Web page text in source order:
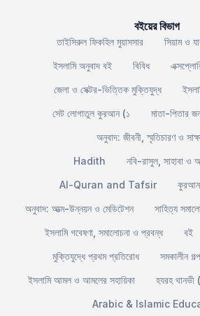
বইয়ের বিভাগ
তাইসিরুল ফিকহিল মুয়াসসার
সিয়াম ও
ইসলামি অনুবাদ বই
বিবিধ
জেলা ও সেক্টর-ভিত্তিক মুক্তিযুদ্ধ
সেট লোগাতুল কুরআন (১
মাতা-পিতার
অনুবাদ: জীবনী, স্মৃতিচারণ ও
Hadith
নবি-রাসুল, সাহাবা ও
Al-Quran and Tafsir
কুরআন
অনুবাদ: আত্ম-উন্নয়ন ও মেডিটেশন
সাহিত্য
ইসলামি গবেষণা, সমালোচনা ও প্রবন্ধ
বই
মুক্তিযুদ্ধে প্রথম প্রতিরোধ
সমকালীন গল্প
ইসলামি আমল ও আমলের সহায়িকা
হযরহ থানভী
Arabic & Islamic